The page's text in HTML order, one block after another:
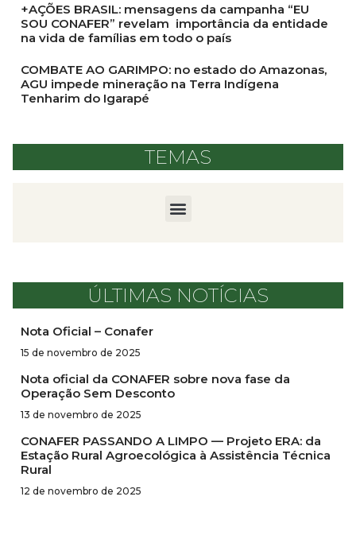
+AÇÕES BRASIL: mensagens da campanha “EU
SOU CONAFER” revelam importância da entidade
na vida de famílias em todo o país
COMBATE AO GARIMPO: no estado do Amazonas,
AGU impede mineração na Terra Indígena
Tenharim do Igarapé
TEMAS
ÚLTIMAS NOTÍCIAS
Nota Oficial – Conafer
15 de novembro de 2025
Nota oficial da CONAFER sobre nova fase da
Operação Sem Desconto
13 de novembro de 2025
CONAFER PASSANDO A LIMPO — Projeto ERA: da
Estação Rural Agroecológica à Assistência Técnica
Rural
12 de novembro de 2025